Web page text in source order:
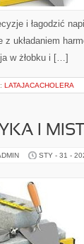
i łagodzić
z układaniem
w żłobku i […]
LATAJACACHOLERA
I
STY - 31 -